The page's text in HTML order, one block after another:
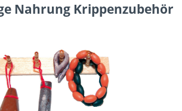
Nahrung Krippenzubehör